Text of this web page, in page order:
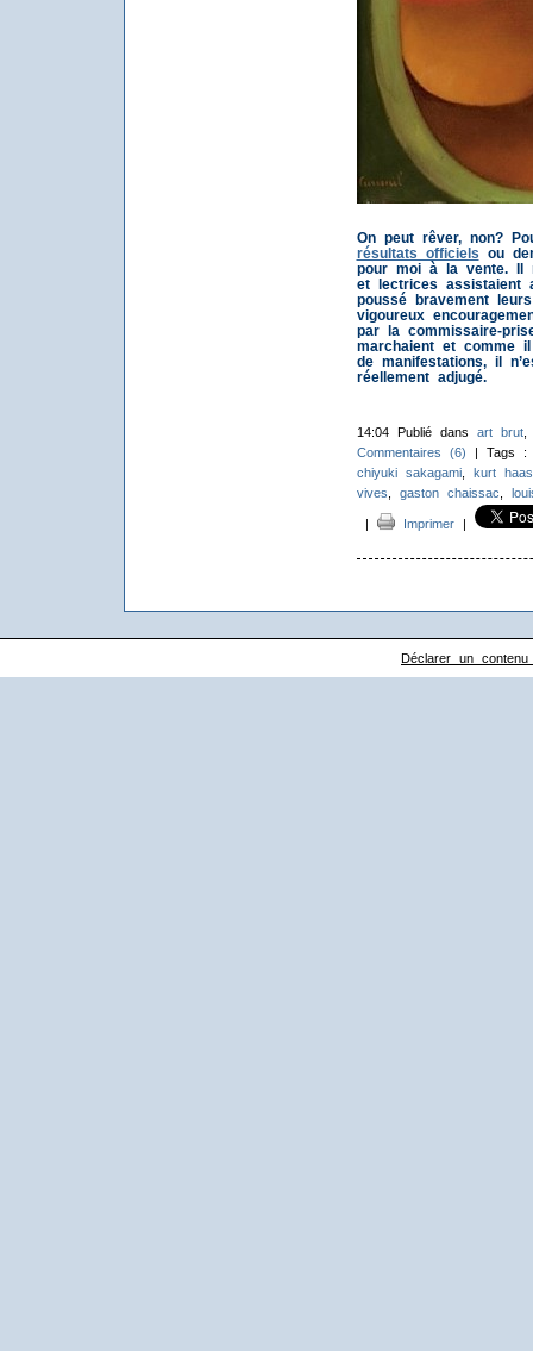
On peut rêver, non?
résultats officiels ou
pour moi à la vente. Il
et lectrices assistaient
poussé bravement
vigoureux
par la commissaire-
marchaient et comme
de manifestations, il
réellement adjugé.
14:04 Publié dans art brut
Commentaires (6) | Tags
chiyuki sakagami, kurt haas
vives
gaston chaissac
| Imprimer|
Déclarer un contenu